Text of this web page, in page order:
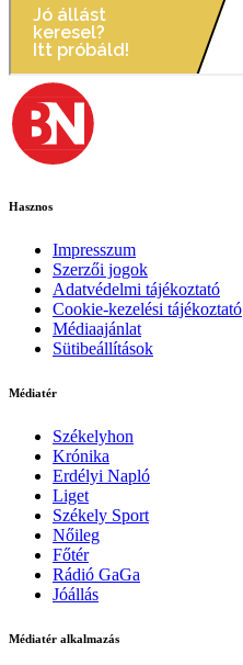
Hasznos
Impresszum
Szerzői jogok
Adatvédelmi tájékoztató
Cookie-kezelési tájékoztató
Médiaajánlat
Sütibeállítások
Médiatér
Székelyhon
Krónika
Erdélyi Napló
Liget
Székely Sport
Nőileg
Főtér
Rádió GaGa
Jóállás
Médiatér alkalmazás